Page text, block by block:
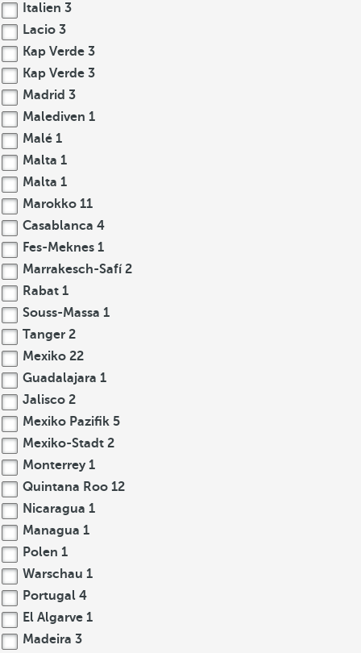
Italien 3
Lacio 3
Kap Verde 3
Kap Verde 3
Madrid 3
Malediven 1
Malé 1
Malta 1
Malta 1
Marokko 11
Casablanca 4
Fes-Meknes 1
Marrakesch-Safí2
Rabat 1
Souss-Massa 1
Tanger 2
Mexiko 22
Guadalajara 1
Jalisco 2
Mexiko Pazifik 5
Mexiko-Stadt 2
Monterrey 1
Quintana Roo 12
Nicaragua 1
Managua 1
Polen 1
Warschau 1
Portugal 4
El Algarve 1
Madeira 3